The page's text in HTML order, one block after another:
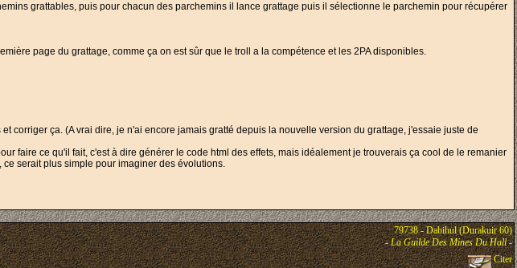
grattables, puis pour chacun des parchemins il lance grattage puis il sélectionne le parchemin pour récupérer
page du grattage, comme ça on est sûr que le troll a la compétence et les 2PA disponibles.
corriger ça. (A vrai dire, je n'ai encore jamais gratté depuis la nouvelle version du grattage, j'essaie juste de
faire ce qu'il fait, c'est à dire générer le code html des effets, mais idéalement je trouverais ça cool de le remanier
serait plus simple pour imaginer des évolutions.
79738 - Dabihul (Durakuir 60)
-La Guilde Des Mines Du Hall-
Citer